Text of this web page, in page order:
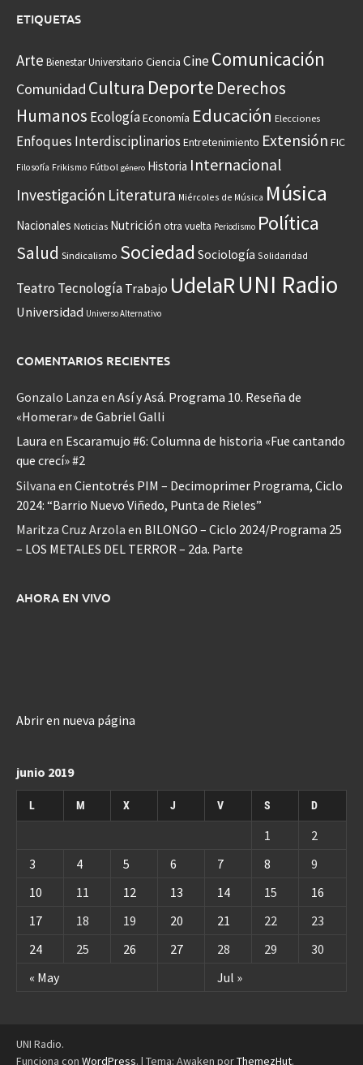
ETIQUETAS
Arte Bienestar Universitario Ciencia CineComunicación
Comunidad Cultura Deporte Derechos
Humanos EcologíaEconomía Educación Elecciones
Enfoques Interdisciplinarios Entretenimiento Extensión FIC
Filosofía Frikismo Fútbol género Historia Internacional
Investigación Literatura Miércoles de Música Música
Nacionales Noticias Nutrición otra vuelta Periodismo Política
Salud Sindicalismo Sociedad Sociología Solidaridad
Teatro Tecnología Trabajo UdelaRUNI Radio
Universidad Universo Alternativo
COMENTARIOS RECIENTES
Gonzalo Lanza en Así y Asá. Programa 10. Reseña de
«Homerar» de Gabriel Galli
Laura en Escaramujo #6: Columna de historia «Fue cantando
que crecí» #2
Silvana en Cientotrés PIM – Decimoprimer Programa, Ciclo
2024: “Barrio Nuevo Viñedo, Punta de Rieles”
Maritza Cruz Arzola en BILONGO – Ciclo 2024/Programa 25
– LOS METALES DEL TERROR – 2da. Parte
AHORA EN VIVO
Abrir en nueva página
junio 2019
L M X J V S D
« May Jul »
1
2
3
4 5 6 7 8
9
10
11 12 13 14 15
16
17
18 19 20 21 22
23
24
25 26 27 28 29 30
UNI Radio.
Funciona con WordPress. | Tema: Awaken porThemezHut.